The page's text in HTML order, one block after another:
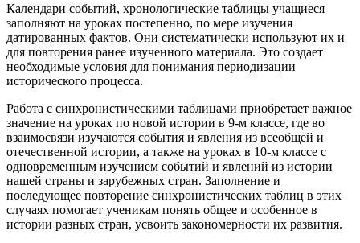
Календари событий, хронологические таблицы учащиеся
заполняют на уроках постепенно, по мере изучения
датированных фактов. Они систематически используют их и
для повторения ранее изученного материала. Это создает
необходимые условия для понимания периодизации
исторического процесса.
Работа с синхронистическими таблицами приобретает важное
значение на уроках по новой истории в 9-м классе, где во
взаимосвязи изучаются события и явления из всеобщей и
отечественной истории, а также на уроках в 10-м классе с
одновременным изучением событий и явлений из истории
нашей страны и зарубежных стран. Заполнение и
последующее повторение синхронистических таблиц в этих
случаях помогает ученикам понять общее и особенное в
истории разных стран, усвоить закономерности их развития.